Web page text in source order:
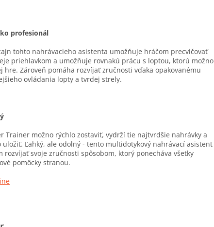
profesionál
tohto nahrávacieho asistenta umožňuje hráčom precvičovať
priehlavkom a umožňuje rovnakú prácu s loptou, ktorú možno
hre. Zároveň pomáha rozvíjať zručnosti vďaka opakovanému
ovládania lopty a tvrdej strely.
Trainer možno rýchlo zostaviť, vydrží tie najtvrdšie nahrávky a
uložiť. Ľahký, ale odolný - tento multidotykový nahrávací asistent
rozvíjať svoje zručnosti spôsobom, ktorý ponecháva všetky
pomôcky stranou.